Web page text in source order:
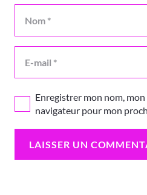
Enregistrer mon nom,
navigateur pour mon
LAISSER UN